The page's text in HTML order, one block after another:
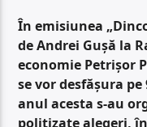
În emisiunea
de Andrei Gușă la
economie Petrișor
se vor desfășura
anul acesta s-au
politizate alegeri,